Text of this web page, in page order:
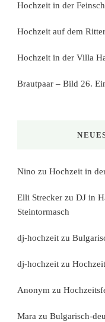
Hochzeit in der
Hochzeit auf dem
Hochzeit in der Villa
Brautpaar – Bild 26.
Nino zu Hochzeit in
Elli Strecker zu DJ in
Steintormasch
dj-hochzeit zu
dj-hochzeit zu
Anonym zu
Mara zu Bulgarisch-